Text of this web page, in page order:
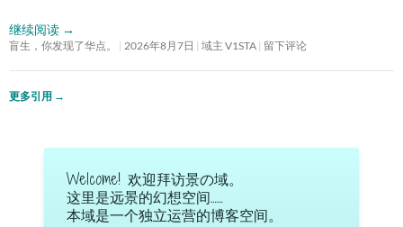
继续阅读 →
盲生，你发现了华点。 2026年8月7日 域主 V1STA 留下评论
更多引用 →
Welcome! 欢迎拜访景の域。
这里是远景的幻想空间……
本域是一个独立运营的博客空间。